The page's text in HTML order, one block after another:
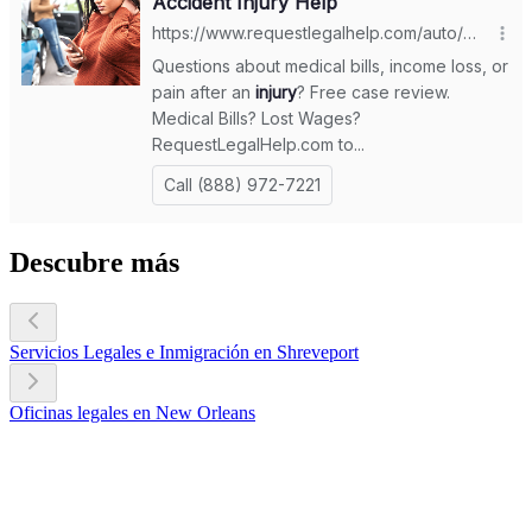
Descubre más
Servicios Legales e Inmigración en Shreveport
Oficinas legales en New Orleans